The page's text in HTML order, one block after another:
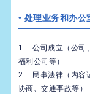
• 处理业务和办公
1. 公司成立（公司
福利公司等）
2. 民事法律（内容
协商、交通事故等）